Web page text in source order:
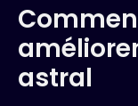
astral